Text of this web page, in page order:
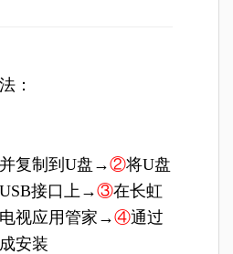
：
复制到U盘→②将U盘
接口上→③在长虹
视应用管家→④通过
安装